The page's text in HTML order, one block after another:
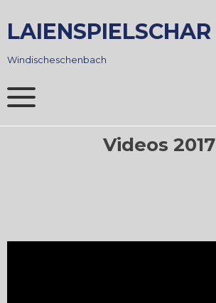
to
content
LAIENSPIELSCHAR
Windischeschenbach
Videos 2017